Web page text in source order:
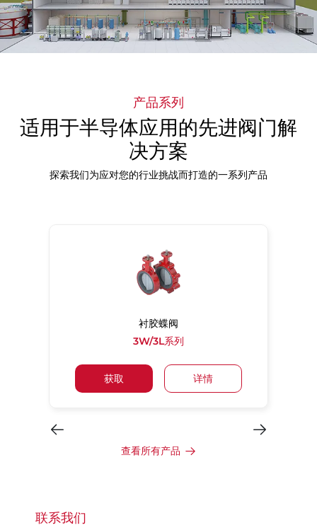
产品系列
适用于半导体应用的先进阀门解
决方案
探索我们为应对您的行业挑战而打造的一系列产品
衬胶蝶阀
3W/3L系列
获取 详情
查看所有产品
联系我们